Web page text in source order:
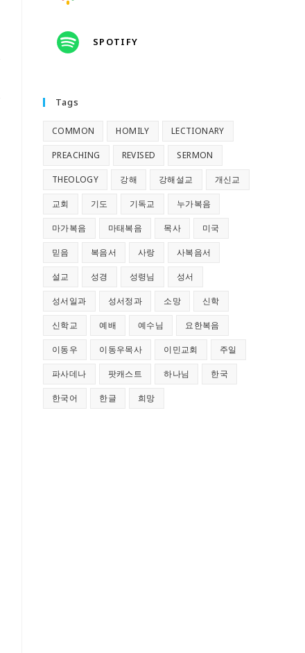
SPOTIFY
Tags
COMMON HOMILY LECTIONARY
PREACHING REVISED SERMON
THEOLOGY 강해 강해설교 개신교
교회 기도 기독교 누가복음
마가복음 마태복음 목사 미국
믿음 복음서 사랑 사복음서
설교 성경 성령님 성서
성서일과 성서정과 소망 신학
신학교 예배 예수님 요한복음
이동우 이동우목사 이민교회 주일
파사데나 팟캐스트 하나님 한국
한국어 한글 희망